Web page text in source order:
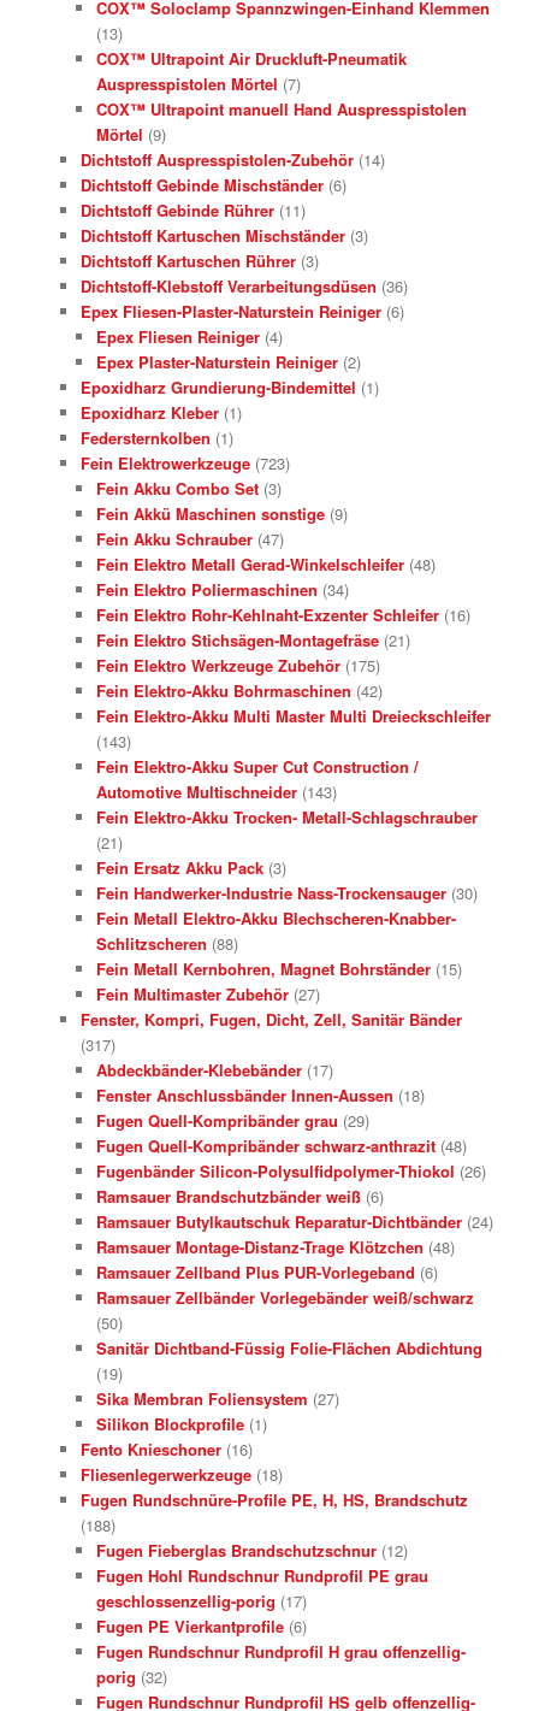
COX™ Soloclamp Spannzwingen-Einhand Klemmen
(13)
COX™ Ultrapoint Air Druckluft-Pneumatik
Auspresspistolen Mörtel (7)
COX™ Ultrapoint manuell Hand Auspresspistolen
Mörtel (9)
Dichtstoff Auspresspistolen-Zubehör (14)
Dichtstoff Gebinde Mischständer (6)
Dichtstoff Gebinde Rührer (11)
Dichtstoff Kartuschen Mischständer (3)
Dichtstoff Kartuschen Rührer (3)
Dichtstoff-Klebstoff Verarbeitungsdüsen (36)
Epex Fliesen-Plaster-Naturstein Reiniger (6)
Epex Fliesen Reiniger (4)
Epex Plaster-Naturstein Reiniger (2)
Epoxidharz Grundierung-Bindemittel (1)
Epoxidharz Kleber (1)
Federsternkolben (1)
Fein Elektrowerkzeuge (723)
Fein Akku Combo Set (3)
Fein Akkü Maschinen sonstige (9)
Fein Akku Schrauber (47)
Fein Elektro Metall Gerad-Winkelschleifer (48)
Fein Elektro Poliermaschinen (34)
Fein Elektro Rohr-Kehlnaht-Exzenter Schleifer (16)
Fein Elektro Stichsägen-Montagefräse (21)
Fein Elektro Werkzeuge Zubehör (175)
Fein Elektro-Akku Bohrmaschinen (42)
Fein Elektro-Akku Multi Master Multi Dreieckschleifer
(143)
Fein Elektro-Akku Super Cut Construction /
Automotive Multischneider (143)
Fein Elektro-Akku Trocken- Metall-Schlagschrauber
(21)
Fein Ersatz Akku Pack (3)
Fein Handwerker-Industrie Nass-Trockensauger (30)
Fein Metall Elektro-Akku Blechscheren-Knabber-
Schlitzscheren (88)
Fein Metall Kernbohren, Magnet Bohrständer (15)
Fein Multimaster Zubehör (27)
Fenster, Kompri, Fugen, Dicht, Zell, Sanitär Bänder
(317)
Abdeckbänder-Klebebänder (17)
Fenster Anschlussbänder Innen-Aussen (18)
Fugen Quell-Kompribänder grau (29)
Fugen Quell-Kompribänder schwarz-anthrazit (48)
Fugenbänder Silicon-Polysulfidpolymer-Thiokol (26)
Ramsauer Brandschutzbänder weiß (6)
Ramsauer Butylkautschuk Reparatur-Dichtbänder (24)
Ramsauer Montage-Distanz-Trage Klötzchen (48)
Ramsauer Zellband Plus PUR-Vorlegeband (6)
Ramsauer Zellbänder Vorlegebänder weiß/schwarz
(50)
Sanitär Dichtband-Füssig Folie-Flächen Abdichtung
(19)
Sika Membran Foliensystem (27)
Silikon Blockprofile (1)
Fento Knieschoner (16)
Fliesenlegerwerkzeuge (18)
Fugen Rundschnüre-Profile PE, H, HS, Brandschutz
(188)
Fugen Fieberglas Brandschutzschnur (12)
Fugen Hohl Rundschnur Rundprofil PE grau
geschlossenzellig-porig (17)
Fugen PE Vierkantprofile (6)
Fugen Rundschnur Rundprofil H grau offenzellig-
porig (32)
Fugen Rundschnur Rundprofil HS gelb offenzellig-